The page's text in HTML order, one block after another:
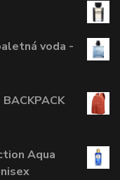
voda -
Aqua